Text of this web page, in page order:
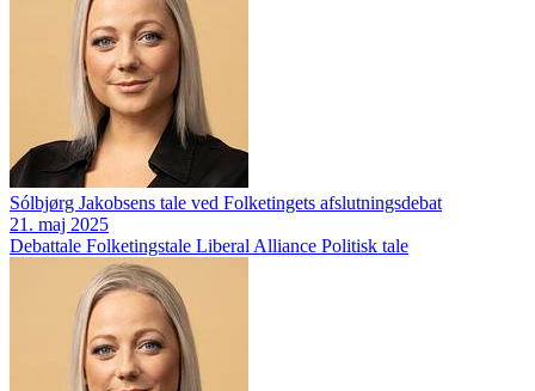
Sólbjørg Jakobsens tale ved Folketingets afslutningsdebat
21. maj 2025
Debattale Folketingstale Liberal Alliance Politisk tale